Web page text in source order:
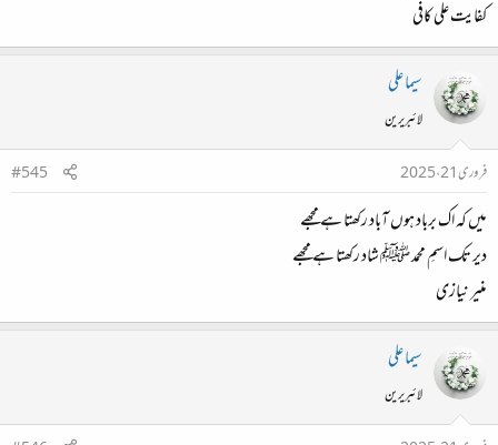
کفایت علی کافی
سیما علی
لائبریرین
فروری 21، 2025
#545
میں کہ اک برباد ہوں آباد رکھتا ہے مجھے
دیر تک اسمِ محمد ﷺ شاد رکھتا ہے مجھے
منیر نیازی
سیما علی
لائبریرین